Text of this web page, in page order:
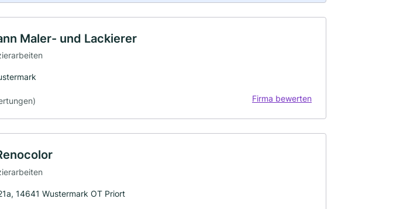
Maler- und Lackierer
Firma bewerten
14641 Wustermark OT Priort